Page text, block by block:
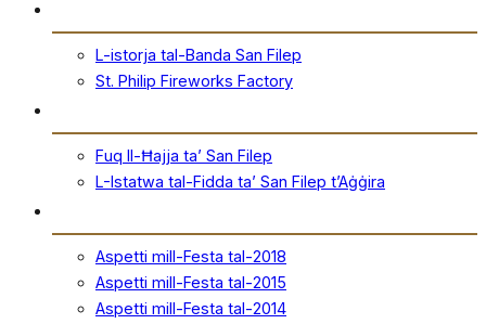
L-istorja tal-Banda San Filep
St. Philip Fireworks Factory
Fuq Il-Ħajja ta’ San Filep
L-Istatwa tal-Fidda ta’ San Filep t’Aġġira
Aspetti mill-Festa tal-2018
Aspetti mill-Festa tal-2015
Aspetti mill-Festa tal-2014